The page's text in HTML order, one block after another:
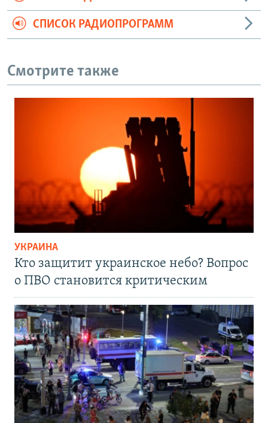
СПИСОК РАДИОПРОГРАММ
Смотрите также
УКРАИНА
Кто защитит украинское небо? Вопрос
о ПВО становится критическим